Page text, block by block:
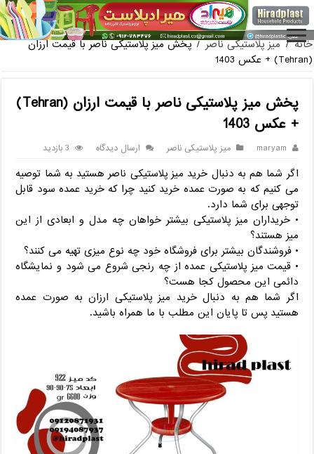
فروش گلدان پلاستیکی گلخانه به صورت آنلاین
خانه / میز پلاستیکی ناصر / پخش میز پلاستیکی ناصر با قیمت ارزان
(Tehran) + عکس 1403
پخش میز پلاستیکی ناصر با قیمت ارزان (Tehran)
+ عکس 1403
maryam میز پلاستیکی ناصر ارسال دیدگاه 3 بازدید
اگر شما هم به دنبال خرید میز پلاستیکی ناصر هستید به شما توصیه
می کنیم که به صورت عمده خرید کنید چرا که خرید عمده سود قابل
توجهی برای شما دارد.
• خریداران میز پلاستیکی بیشتر خواهان چه مدل و ابعادی از این
میز هستند؟
• فروشندگان بیشتر برای فروشگاه خود چه نوع میزی تهیه می کنند؟
• قیمت میز پلاستیکی عمده از چه رنجی شروع می شود و نمایشگاه
دائمی این محصول کجا هست؟
اگر شما هم به دنبال خرید میز پلاستیکی ارزان به صورت عمده
هستید پس تا پایان این مطلب با ما همراه باشید.